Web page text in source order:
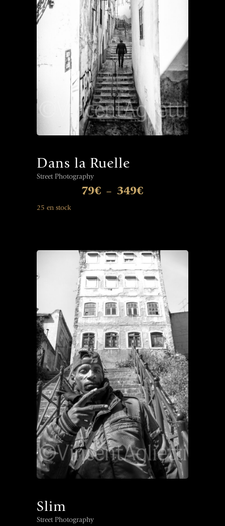
Dans la Ruelle
Street Photography
79€ – 349€
25 en stock
Slim
Street Photography